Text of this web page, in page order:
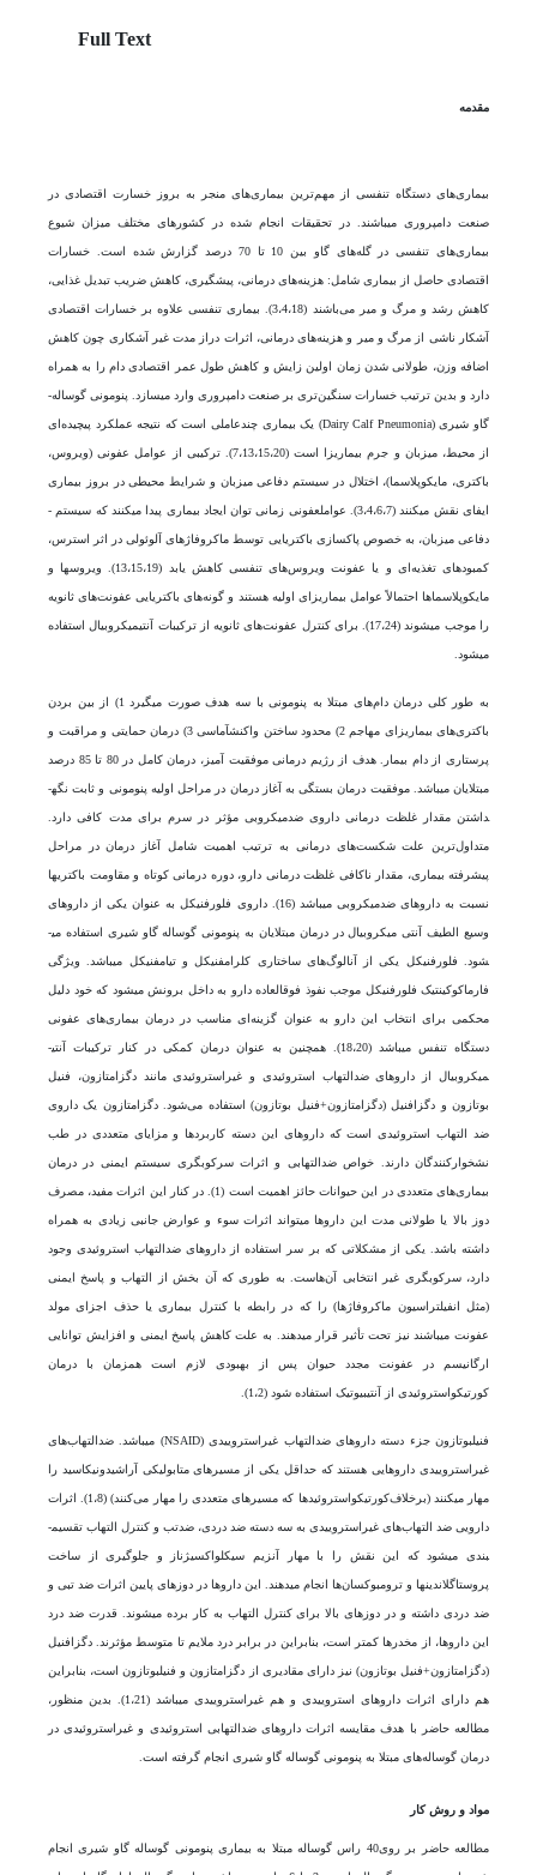
Full Text
مقدمه
بیماری­‌های دستگاه ­تنفسی­ از مهم‌ترین بیماری­‌های منجر به بروز خسارت اقتصادی در
صنعت دامپروری می­باشند. در تحقیقات انجام شده در کشور‌های مختلف میزان شیوع
بیماری‌‌های تنفسی در گله‌‌های گاو بین 10 تا 70 درصد گزارش شده است. خسارات
اقتصادی حاصل از بیماری شامل: هزینه­‌های درمانی، پیشگیری، کاهش ضریب تبدیل غذایی،
کاهش رشد و مرگ و میر می‌باشند (3،4،18). بیماری تنفسی علاوه بر خسارات اقتصادی
آشکار ناشی از مرگ و میر و هزینه­‌های درمانی، اثرات دراز مدت غیر آشکاری چون کاهش
اضافه وزن، طولانی شدن زمان اولین زایش و کاهش طول عمر اقتصادی دام را به همراه
دارد و بدین ترتیب خسارات سنگین‌تری بر صنعت دامپروری وارد می­سازد. پنومونی گوساله­
گاو شیری (Dairy Calf Pneumonia) یک بیماری چندعاملی است که نتیجه عملکرد پیچید‌ه‌ای
از محیط، میزبان و جرم بیماریزا است (7،13،15،20). ترکیبی از عوامل عفونی (ویروس،
باکتری، مایکوپلاسما)، اختلال در سیستم­ دفاعی میزبان و شرایط محیطی در بروز بیماری
ایفای نقش می­کنند (3،4،6،7). عوامل­عفونی زمانی توان ایجاد بیماری پیدا می­کنند که سیستم ­
دفاعی میزبان، به خصوص پاکسازی باکتریایی توسط ماکروفاژ‌های آلوئولی در اثر استرس،
کمبود‌های تغذیه‌ای و یا عفونت ویروس­‌های تنفسی کاهش یابد (13،15،19). ویروس­ها و
مایکوپلاسما­ها احتمالاً عوامل بیماریزای اولیه هستند و گونه­‌های باکتریایی عفونت­‌های ثانویه
را موجب می­شوند (17،24). برای کنترل عفونت­‌های ثانویه از ترکیبات آنتی­میکروبیال استفاده
می­شود.
به طور کلی درمان دام­‌های مبتلا به پنومونی با سه هدف صورت می­گیرد 1) از بین بردن
باکتری­‌های بیماریزای مهاجم 2) محدود ساختن واکنش­آماسی 3) درمان حمایتی و مراقبت و
پرستاری از دام بیمار. هدف از رژیم ­درمانی موفقیت آمیز، درمان کامل در 80 تا 85 درصد
مبتلایان می­باشد. موفقیت درمان بستگی به آغاز درمان در مراحل اولیه پنومونی و ثابت نگه­
داشتن مقدار غلظت درمانی داروی ضدمیکروبی مؤثر در سرم برای مدت کافی دارد.
متداول‌ترین علت شکست­‌های درمانی به ترتیب اهمیت شامل آغاز درمان در مراحل
پیشرفته بیماری، مقدار ناکافی غلظت درمانی دارو، دوره درمانی کوتاه و مقاومت باکتری­ها
نسبت به دارو‌های ضدمیکروبی می­باشد (16). داروی فلورفنیکل به عنوان یکی از دارو‌های
وسیع الطیف آنتی میکروبیال در درمان مبتلایان به پنومونی گوساله گاو شیری استفاده می­
شود. فلورفنیکل یکی از آنالوگ­‌های ساختاری کلرامفنیکل و تیامفنیکل می­باشد. ویژگی
فارماکوکینتیک فلورفنیکل موجب نفوذ فوق­العاده دارو به داخل برونش می­شود که خود دلیل
محکمی برای انتخاب این دارو به عنوان گزینه‌ای مناسب در درمان بیماری­‌های عفونی
دستگاه تنفس می­باشد (18،20). همچنین به عنوان درمان کمکی در کنار ترکیبات آنتی­
میکروبیال از دارو‌های ضدالتهاب استروئیدی و غیراستروئیدی مانند دگزامتازون، فنیل
بوتازون و دگزافنیل (دگزامتازون+فنیل بوتازون) استفاده می‌شود. دگزامتازون یک داروی
ضد التهاب استروئیدی است که دارو‌های این دسته کاربردها و مزایای متعددی در طب
نشخوارکنندگان دارند. خواص ضدالتهابی و اثرات سرکوب­گری سیستم ایمنی در درمان
بیماری­‌های متعددی در این حیوانات حائز اهمیت است (1). در کنار این اثرات مفید، مصرف
دوز بالا یا طولانی مدت این داروها می­تواند اثرات سوء و عوارض جانبی زیادی به همراه
داشته باشد. یکی از مشکلاتی که بر سر استفاده از دارو‌های ضدالتهاب استروئیدی وجود
دارد، سرکوب­گری غیر انتخابی آن‌هاست. به طوری که آن بخش از التهاب و پاسخ ایمنی
(مثل انفیلتراسیون ماکروفاژها) را که در رابطه با کنترل بیماری یا حذف اجزای مولد
عفونت می­باشند نیز تحت تأثیر قرار می­دهند. به علت کاهش پاسخ ایمنی و افزایش توانایی
ارگانیسم در عفونت مجدد حیوان پس از بهبودی لازم است همزمان با درمان
کورتیکواستروئیدی از آنتی­بیوتیک استفاده شود (1،2).
فنیل­بوتازون جزء دسته دارو‌های ضدالتهاب غیراستروییدی (NSAID) می­باشد. ضدالتهاب‌‌های
غیراستروییدی داروهایی هستند که حداقل یکی از مسیر‌های متابولیکی آراشیدونیک­اسید را
مهار می­کنند (برخلاف‌کورتیکواستروئیدها که­ مسیر‌های متعددی را مهار می‌کنند) (1،8). اثرات
دارویی ضد التهاب‌های غیراستروییدی به سه دسته ضد دردی، ضدتب و کنترل التهاب تقسیم­
بندی می­شود که این نقش را با مهار آنزیم سیکلواکسیژناز و جلوگیری از ساخت
پروستاگلاندین­ها و ترومبوکسان‌ها انجام می­دهند. این داروها در دوز‌های پایین اثرات ضد تبی و
ضد دردی داشته و در دوز‌های بالا برای کنترل التهاب به کار برده می­شوند. قدرت ضد درد
این داروها، از مخدرها کمتر است، بنابراین در برابر درد ملایم تا متوسط مؤثرند. دگزافنیل
(دگزامتازون+فنیل بوتازون) نیز دارای مقادیری از دگزامتازون و فنیل­بوتازون است، بنابراین
هم دارای اثرات دارو‌های استروییدی و هم غیراستروییدی می­باشد (1،21). بدین منظور،
مطالعه حاضر با هدف مقایسه اثرات دارو‌های ضدالتهابی ­استروئیدی و غیراستروئیدی در
درمان ­گوساله­‌های مبتلا به پنومونی گوساله گاو شیری انجام گرفته است.
مواد و روش کار
مطالعه حاضر بر روی40 راس گوساله ­مبتلا به بیماری پنومونی گوساله گاو شیری انجام